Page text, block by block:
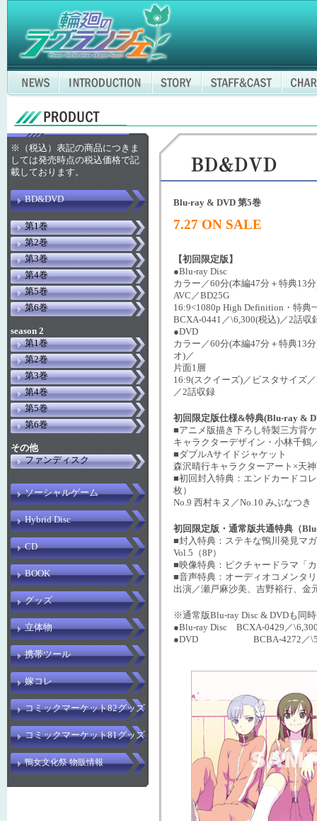
※（税込）表記の商品につきま
しては発売時点の税込価格で記
載しております。
BD&DVD
第1巻
第2巻
第3巻
第4巻
第5巻
第6巻
season 2
第1巻
第2巻
第3巻
第4巻
第5巻
第6巻
その他
ファンディスク
ソーシャルゲーム
Hybrid Disc
CD
BOOK
グッズ
立体物
携帯ツール
嫁コレ
コミックマーケット82グッズ
コミックマーケット81グッズ
鴨女文化祭 物販情報
Blu-ray & DVD 第5巻
7.27 ON SALE
【初回限定版】
●Blu-ray Disc
カラー／60分(本編47分＋特典13
AVC／BD25G
16:9<1080p High Definition・特典
BCXA-0441／\6,300(税込)／2話収
●DVD
カラー／60分(本編47分＋特典13
オ)／
片面1層
16:9(スクイーズ)／ビスタサイズ
／2話収録
初回限定版仕様&特典(Blu-ray &
■アニメ版描き下ろし特製三方背
キャラクターデザイン・小林千鶴
■ダブルAサイドジャケット
森沢晴行キャラクターアート×天
■初回封入特典：エンドカードコ
枚）
No.9 西村キヌ／No.10 みぶなつき
初回限定版・通常版共通特典（
■封入特典：ステキな鴨川発見マ
Vol.5（8P）
■映像特典：ピクチャードラマ「
■音声特典：オーディオコメンタ
出演／瀬戸麻沙美、吉野裕行、金
※通常版Blu-ray Disc & DVDも同
●Blu-ray Disc BCXA-0429／
●DVD BCBA-4272／